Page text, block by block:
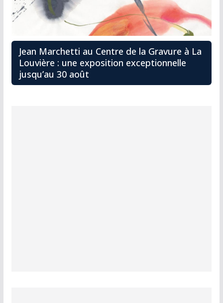
Jean Marchetti au Centre de la Gravure à La
Louvière : une exposition exceptionnelle
jusqu’au 30 août